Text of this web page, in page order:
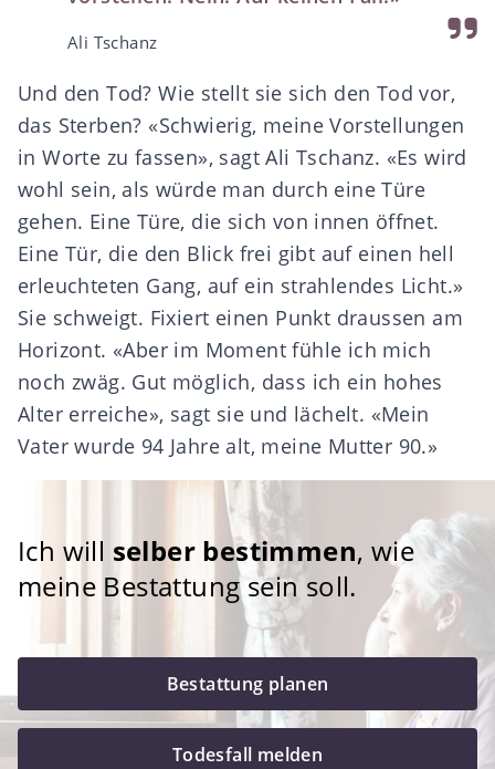
Ali Tschanz
Und den Tod? Wie stellt sie sich den Tod vor,
das Sterben? «Schwierig, meine Vorstellungen
in Worte zu fassen», sagt Ali Tschanz. «Es wird
wohl sein, als würde man durch eine Türe
gehen. Eine Türe, die sich von innen öffnet.
Eine Tür, die den Blick frei gibt auf einen hell
erleuchteten Gang, auf ein strahlendes Licht.»
Sie schweigt. Fixiert einen Punkt draussen am
Horizont. «Aber im Moment fühle ich mich
noch zwäg. Gut möglich, dass ich ein hohes
Alter erreiche», sagt sie und lächelt. «Mein
Vater wurde 94 Jahre alt, meine Mutter 90.»
Ich will selber bestimmen, wie
meine Bestattung sein soll.
Bestattung planen
Todesfall melden